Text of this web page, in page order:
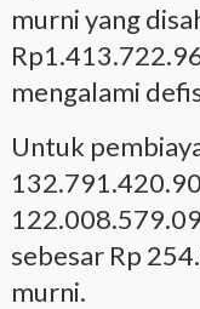
murni yang
mengalami
Untuk
sebesar Rp
murni.